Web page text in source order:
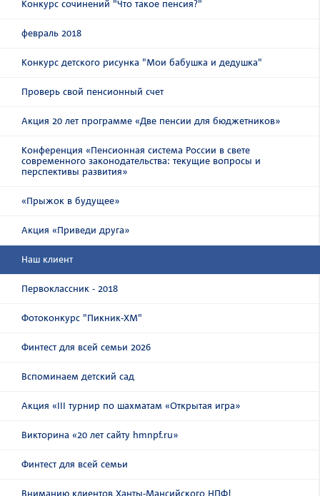
Конкурс сочинений "Что такое пенсия?"
февраль 2018
Конкурс детского рисунка "Мои бабушка и дедушка"
Проверь свой пенсионный счет
Акция 20 лет программе «Две пенсии для бюджетников»
Конференция «Пенсионная система России в свете
современного законодательства: текущие вопросы и
перспективы развития»
«Прыжок в будущее»
Акция «Приведи друга»
Наш клиент
Первоклассник - 2018
Фотоконкурс "Пикник-ХМ"
Финтест для всей семьи 2026
Вспоминаем детский сад
Акция «III турнир по шахматам «Открытая игра»
Викторина «20 лет сайту hmnpf.ru»
Финтест для всей семьи
Вниманию клиентов Ханты-Мансийского НПФ!